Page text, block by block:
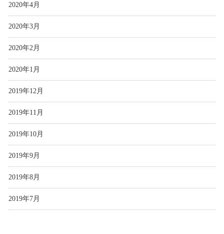
2020年4月
2020年3月
2020年2月
2020年1月
2019年12月
2019年11月
2019年10月
2019年9月
2019年8月
2019年7月